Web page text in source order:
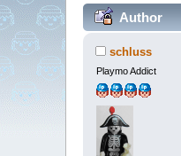
Author
schluss
Playmo Addict